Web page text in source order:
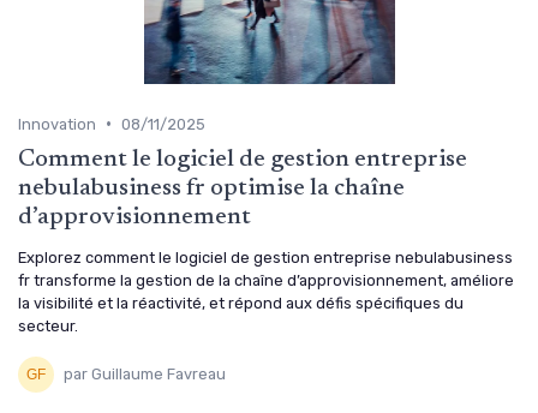
Innovation • 08/11/2025
Comment le logiciel de gestion entreprise
nebulabusiness fr optimise la chaîne
d’approvisionnement
Explorez comment le logiciel de gestion entreprise nebulabusiness
fr transforme la gestion de la chaîne d’approvisionnement, améliore
la visibilité et la réactivité, et répond aux défis spécifiques du
secteur.
par Guillaume Favreau